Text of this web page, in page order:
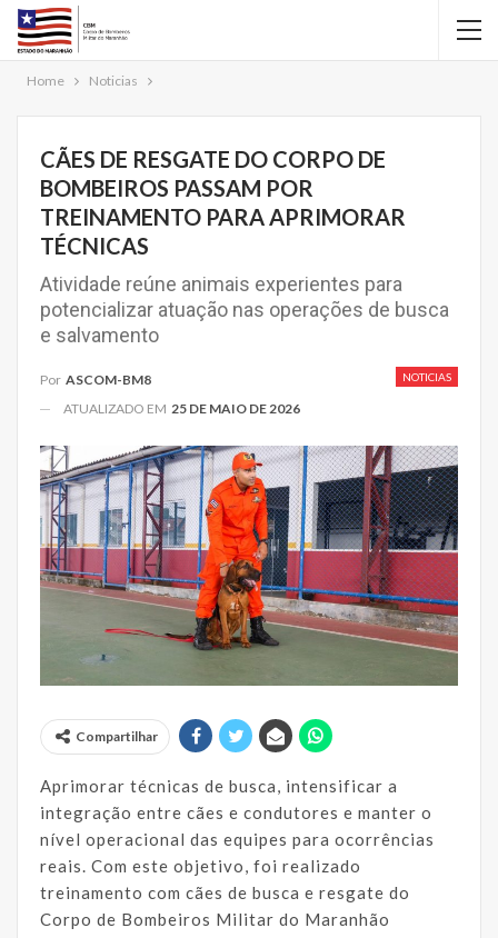
Home Noticias
CÃES DE RESGATE DO CORPO DE
BOMBEIROS PASSAM POR
TREINAMENTO PARA APRIMORAR
TÉCNICAS
Atividade reúne animais experientes para
potencializar atuação nas operações de busca
e salvamento
NOTICIAS
Por ASCOM-BM8
ATUALIZADO EM 25 DE MAIO DE 2026
Compartilhar
Aprimorar técnicas de busca, intensificar a
integração entre cães e condutores e manter o
nível operacional das equipes para ocorrências
reais. Com este objetivo, foi realizado
treinamento com cães de busca e resgate do
Corpo de Bombeiros Militar do Maranhão